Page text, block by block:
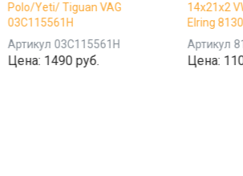
Polo/Yeti/ Tiguan VAG
03C115561H
Артикул 03C115561H
Цена: 1490 руб.
14x21x2
Elring
Артикул
Цена: